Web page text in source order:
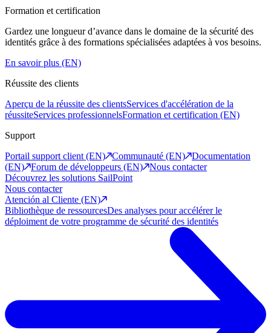
Formation et certification
Gardez une longueur d’avance dans le domaine de la sécurité des
identités grâce à des formations spécialisées adaptées à vos besoins.
En savoir plus (EN)
Réussite des clients
Aperçu de la réussite des clientsServices d'accélération de la
réussiteServices professionnelsFormation et certification (EN)
Support
Portail support client (EN)
Communauté (EN)
Documentation
(EN)
Forum de développeurs (EN)
Nous contacter
Découvrez les solutions SailPoint
Nous contacter
Atención al Cliente (EN)
Bibliothèque de ressourcesDes analyses pour accélérer le
déploiment de votre programme de sécurité des identités